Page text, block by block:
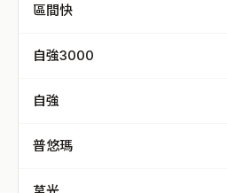
區間快
自強3000
自強
普悠瑪